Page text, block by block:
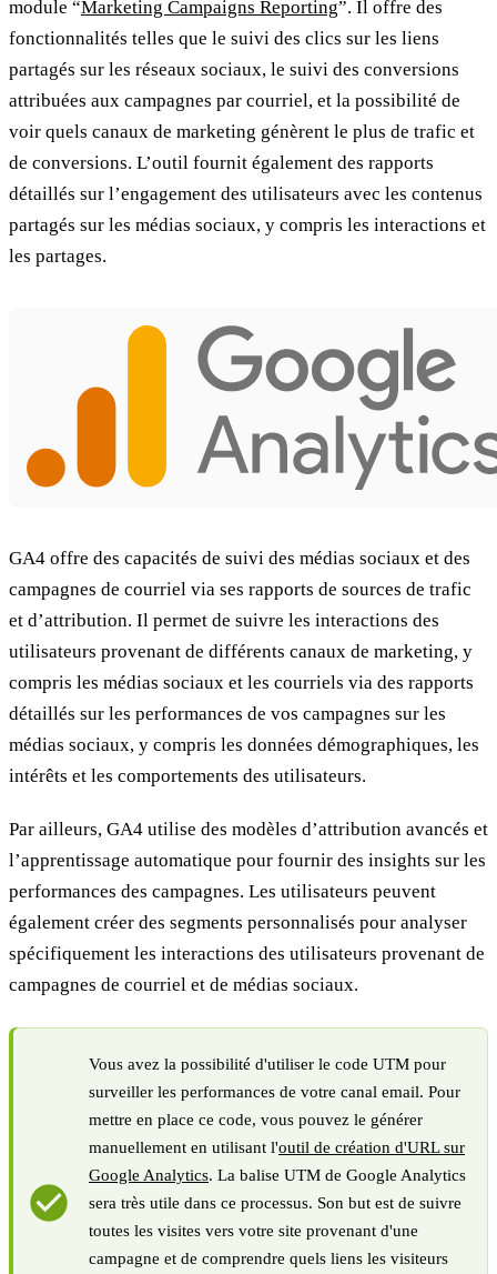
module “Marketing Campaigns Reporting”. Il offre des
fonctionnalités telles que le suivi des clics sur les liens
partagés sur les réseaux sociaux, le suivi des conversions
attribuées aux campagnes par courriel, et la possibilité de
voir quels canaux de marketing génèrent le plus de trafic et
de conversions. L’outil fournit également des rapports
détaillés sur l’engagement des utilisateurs avec les contenus
partagés sur les médias sociaux, y compris les interactions et
les partages.
GA4 offre des capacités de suivi des médias sociaux et des
campagnes de courriel via ses rapports de sources de trafic
et d’attribution. Il permet de suivre les interactions des
utilisateurs provenant de différents canaux de marketing, y
compris les médias sociaux et les courriels via des rapports
détaillés sur les performances de vos campagnes sur les
médias sociaux, y compris les données démographiques, les
intérêts et les comportements des utilisateurs.
Par ailleurs, GA4 utilise des modèles d’attribution avancés et
l’apprentissage automatique pour fournir des insights sur les
performances des campagnes. Les utilisateurs peuvent
également créer des segments personnalisés pour analyser
spécifiquement les interactions des utilisateurs provenant de
campagnes de courriel et de médias sociaux.
Vous avez la possibilité d'utiliser le code UTM pour
surveiller les performances de votre canal email. Pour
mettre en place ce code, vous pouvez le générer
manuellement en utilisant l'outil de création d'URL sur
Google Analytics. La balise UTM de Google Analytics
sera très utile dans ce processus. Son but est de suivre
toutes les visites vers votre site provenant d'une
campagne et de comprendre quels liens les visiteurs